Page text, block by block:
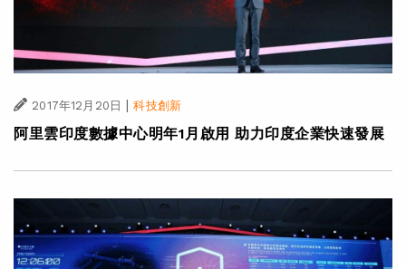
2017年12月20日 | 科技創新
阿里雲印度數據中心明年1月啟用 助力印度企業快速發展